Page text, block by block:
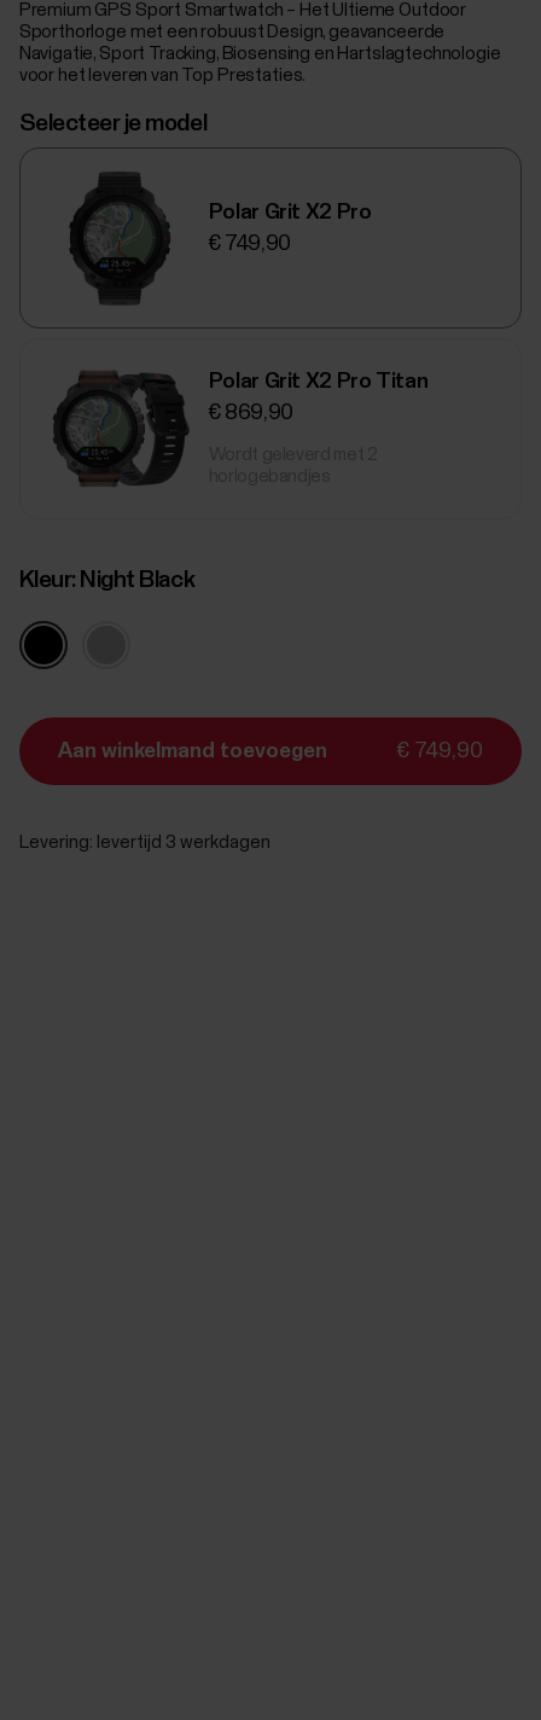
Premium GPS Sport Smartwatch – Het Ultieme Outdoor
Sporthorloge met een robuust Design, geavanceerde
Navigatie, Sport Tracking, Biosensing en Hartslagtechnologie
voor het leveren van Top Prestaties.
Selecteer je model
Polar Grit X2 Pro
€ 749,90
Polar Grit X2 Pro Titan
€ 869,90
Kleur: Night Black
Aan winkelmand toevoegen € 749,90
Levering: levertijd 3 werkdagen